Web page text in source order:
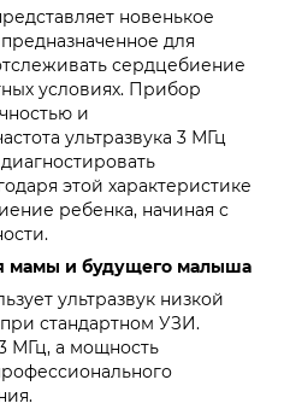
новенькое
для
сердцебиение
условиях. Прибор
и
ультразвука 3 МГц
этой характеристике
ребенка, начиная с
мамы и будущего малыша
ультразвук низкой
стандартном УЗИ.
МГц, а мощность